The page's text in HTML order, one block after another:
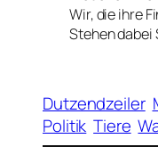
Wir, die ihre
Stehen dabei
Dutzendzeiler
Politik Tiere